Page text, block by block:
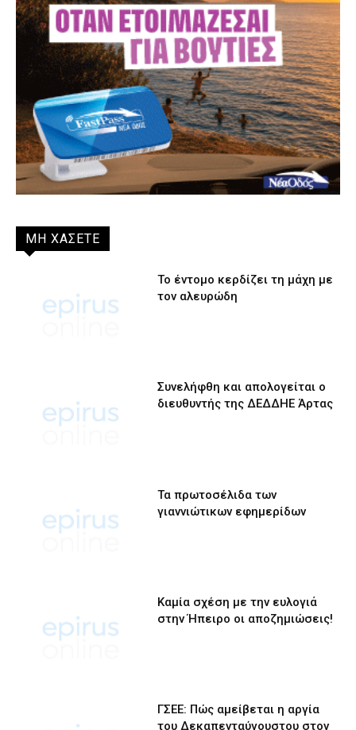
ΜΗ ΧΑΣΕΤΕ
Το έντομο κερδίζει τη μάχη με
τον αλευρώδη
Συνελήφθη και απολογείται ο
διευθυντής της ΔΕΔΔΗΕ Άρτας
Τα πρωτοσέλιδα των
γιαννιώτικων εφημερίδων
Καμία σχέση με την ευλογιά
στην Ήπειρο οι αποζημιώσεις!
ΓΣΕΕ: Πώς αμείβεται η αργία
του Δεκαπενταύγουστου στον